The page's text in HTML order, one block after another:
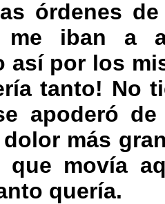
órdenes
me iban a
así por los
tanto! No
apoderó
más
que movía
quería.